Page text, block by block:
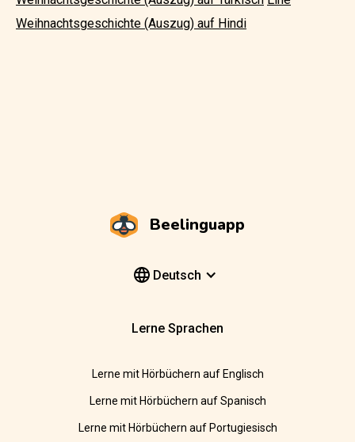
Weihnachtsgeschichte (Auszug) auf Hindi
Beelinguapp
Deutsch
Lerne Sprachen
Lerne mit Hörbüchern auf Englisch
Lerne mit Hörbüchern auf Spanisch
Lerne mit Hörbüchern auf Portugiesisch